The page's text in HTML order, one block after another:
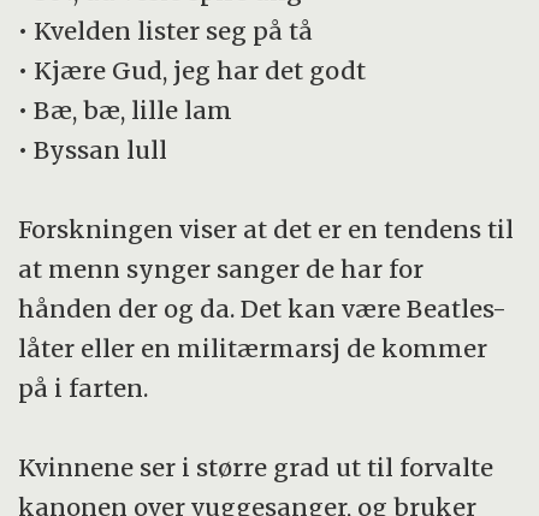
• Kvelden lister seg på tå
• Kjære Gud, jeg har det godt
• Bæ, bæ, lille lam
• Byssan lull
Forskningen viser at det er en tendens til
at menn synger sanger de har for
hånden der og da. Det kan være Beatles-
låter eller en militærmarsj de kommer
på i farten.
Kvinnene ser i større grad ut til forvalte
kanonen over vuggesanger, og bruker